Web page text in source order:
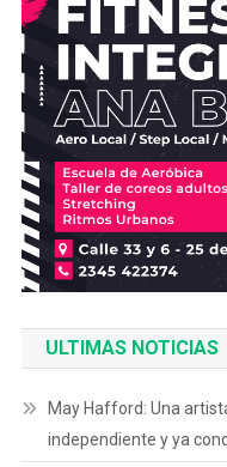
ULTIMAS NOTICIAS
May Hafford: Una
independiente y ya